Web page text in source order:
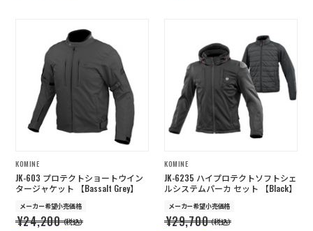
KOMINE
JK-603 プロテクトショートウイン
タージャケット 【Bassalt Grey】
メーカー希望小売価格
¥24,200（税込）
KOMINE
JK-6235 ハイプロテクトソフトシェ
ルシステムパーカ セット 【Black】
メーカー希望小売価格
¥29,700（税込）